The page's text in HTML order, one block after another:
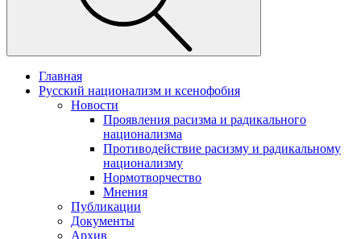
Главная
Русский национализм и ксенофобия
Новости
Проявления расизма и радикального
национализма
Противодействие расизму и радикальному
национализму
Нормотворчество
Мнения
Публикации
Документы
Архив